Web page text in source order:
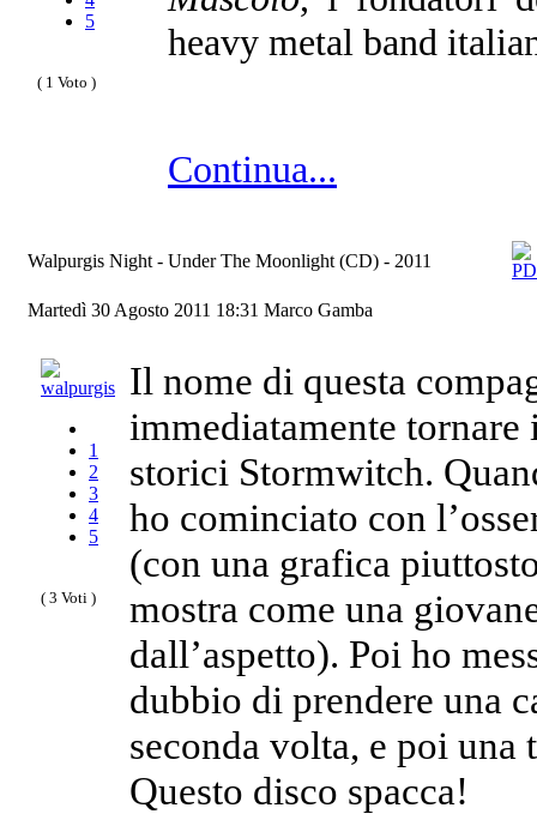
5
( 1 Voto )
heavy metal band
Continua...
Walpurgis Night - Under The Moonlight (CD) - 2011
Martedì 30 Agosto 2011 18:31 Marco Gamba
1
2
3
4
5
( 3 Voti )
Il nome di questa
immediatamente
storici Stormwitch.
ho cominciato con
(con una grafica
mostra come una
dall’aspetto). Poi ho
dubbio di prendere una
seconda volta, e poi una
Questo disco spacca!